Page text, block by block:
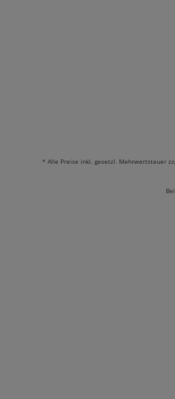
* Alle Preise inkl. gesetzl. Mehrwertsteuer